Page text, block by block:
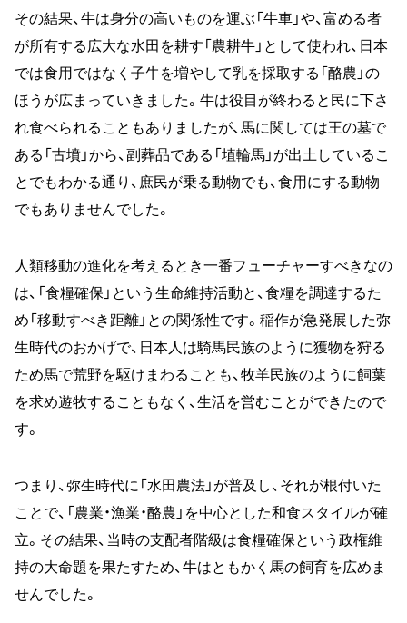
その結果、牛は身分の高いものを運ぶ「牛車」や、富める者
が所有する広大な水田を耕す「農耕牛」として使われ、日本
では食用ではなく子牛を増やして乳を採取する「酪農」の
ほうが広まっていきました。牛は役目が終わると民に下さ
れ食べられることもありましたが、馬に関しては王の墓で
ある「古墳」から、副葬品である「埴輪馬」が出土しているこ
とでもわかる通り、庶民が乗る動物でも、食用にする動物
でもありませんでした。
人類移動の進化を考えるとき一番フューチャーすべきなの
は、「食糧確保」という生命維持活動と、食糧を調達するた
め「移動すべき距離」との関係性です。稲作が急発展した弥
生時代のおかげで、日本人は騎馬民族のように獲物を狩る
ため馬で荒野を駆けまわることも、牧羊民族のように飼葉
を求め遊牧することもなく、生活を営むことができたので
す。
つまり、弥生時代に「水田農法」が普及し、それが根付いた
ことで、「農業・漁業・酪農」を中心とした和食スタイルが確
立。その結果、当時の支配者階級は食糧確保という政権維
持の大命題を果たすため、牛はともかく馬の飼育を広めま
せんでした。